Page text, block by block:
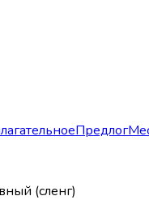
Предлог
(сленг)